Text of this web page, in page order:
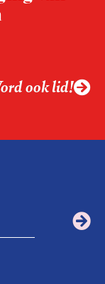
met
ook lid!